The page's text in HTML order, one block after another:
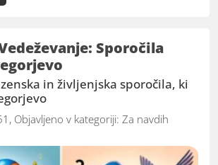
Sporočila
in življenjska sporočila, ki
Objavljeno v kategoriji: Za navdih